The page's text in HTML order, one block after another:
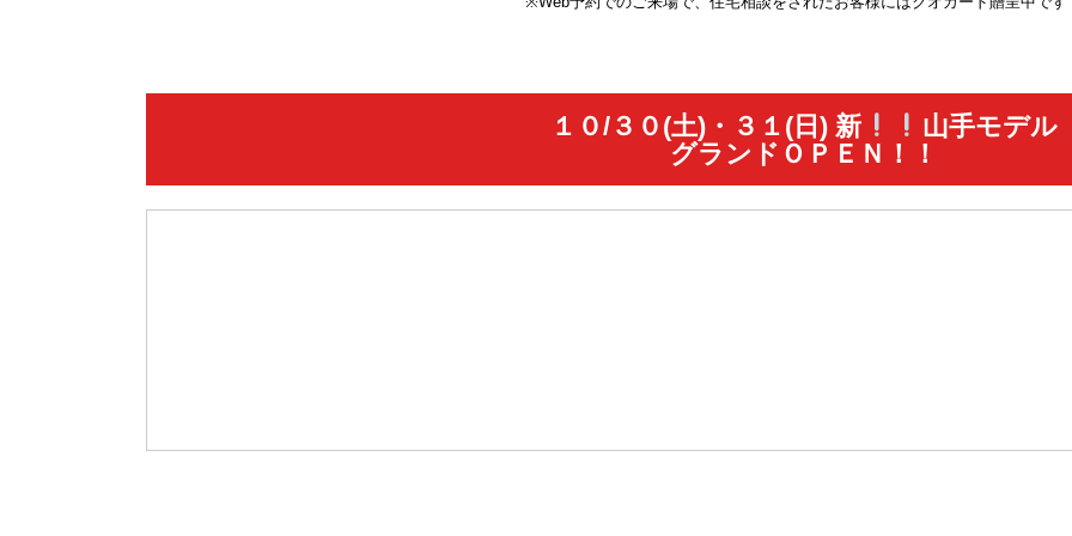
１０/３０(土)・３１(日) 新
山手モデル
グランドＯＰＥＮ！！